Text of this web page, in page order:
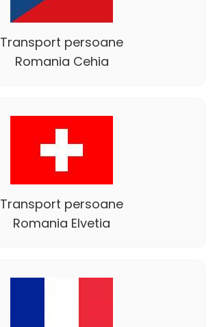
Transport persoane
Romania Cehia
Transport persoane
Romania Elvetia